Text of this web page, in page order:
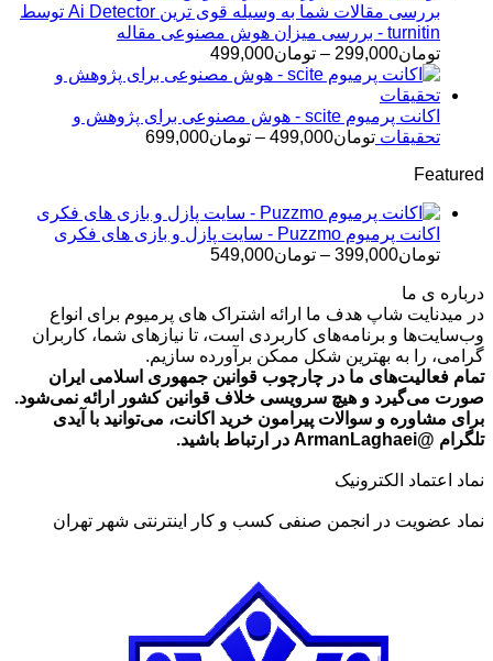
تا
تومان499,000
بررسی مقالات شما به وسیله قوی ترین Ai Detector توسط
turnitin - بررسی میزان هوش مصنوعی مقاله
تومان299,000
– تومان499,000محدوده
قیمت:
تا
تومان499,000
اکانت پرمیوم scite - هوش مصنوعی برای پژوهش و
تحقیقات تومان499,000
– تومان699,000محدوده
تومان699,000
Featured
اکانت پرمیوم Puzzmo - سایت پازل و بازی های فکری
تومان399,000
– تومان549,000
تا
تومان549,000
درباره ی ما
در میدنایت شاپ هدف ما ارائه اشتراک های پرمیوم برای انواع
وب‌سایت‌ها و برنامه‌های کاربردی است، تا نیازهای شما، کاربران
گرامی، را به بهترین شکل ممکن برآورده سازیم.
تمام فعالیت‌های ما در چارچوب قوانین جمهوری اسلامی ایران
صورت می‌گیرد و هیچ سرویسی خلاف قوانین کشور ارائه نمی‌شود.
برای مشاوره و سوالات پیرامون خرید اکانت، می‌توانید با آیدی
تلگرام @ArmanLaghaei در ارتباط باشید.
نماد اعتماد الکترونیک
نماد عضویت در انجمن صنفی کسب و کار اینترنتی شهر تهران